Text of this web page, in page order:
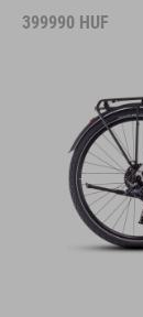
399990 HUF